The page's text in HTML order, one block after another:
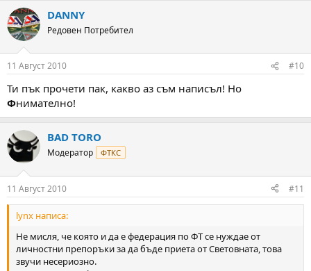
DANNY
Редовен Потребител
11 Август 2010 #10
Ти пък прочети пак, какво аз съм написъл! Но
Фнимателно!
BAD TORO
Модератор ФТКС
11 Август 2010 #11
lynx написа:
Не мисля, че която и да е федерация по ФТ се нуждае от
личностни препоръки за да бъде приета от Световната, това
звучи несериозно.